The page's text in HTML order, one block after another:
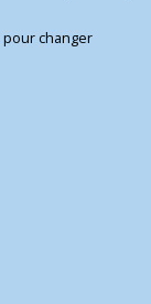
pour changer